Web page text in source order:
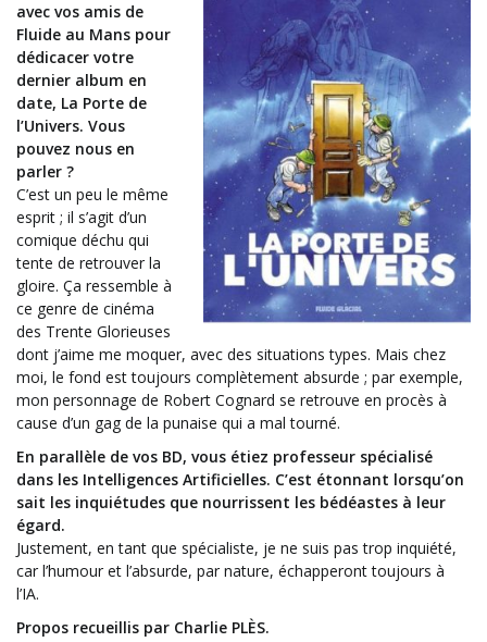
avec vos amis de
Fluide au Mans pour
dédicacer votre
dernier album en
date, La Porte de
l’Univers. Vous
pouvez nous en
parler ?
C’est un peu le même
esprit ; il s’agit d’un
comique déchu qui
tente de retrouver la
gloire. Ça ressemble à
ce genre de cinéma
des Trente Glorieuses
dont j’aime me moquer, avec des situations types. Mais chez
moi, le fond est toujours complètement absurde ; par exemple,
mon personnage de Robert Cognard se retrouve en procès à
cause d’un gag de la punaise qui a mal tourné.
En parallèle de vos BD, vous étiez professeur spécialisé
dans les Intelligences Artificielles. C’est étonnant lorsqu’on
sait les inquiétudes que nourrissent les bédéastes à leur
égard.
Justement, en tant que spécialiste, je ne suis pas trop inquiété,
car l’humour et l’absurde, par nature, échapperont toujours à
l’IA.
Propos recueillis par Charlie PLÈS.